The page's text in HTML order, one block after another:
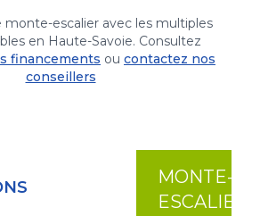
monte-escalier avec les multiples
en Haute-Savoie. Consultez
financements ou contactez nos
conseillers
MONTE-
ESCALIER